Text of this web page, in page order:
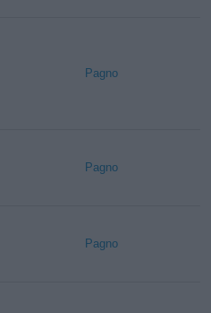
Pagno
Pagno
Pagno